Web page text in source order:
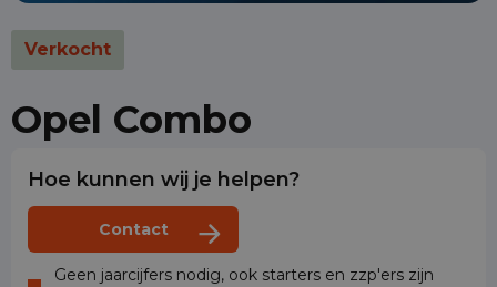
Verkocht
Opel Combo
Hoe kunnen wij je helpen?
Contact
Geen jaarcijfers nodig, ook starters en zzp'ers zijn